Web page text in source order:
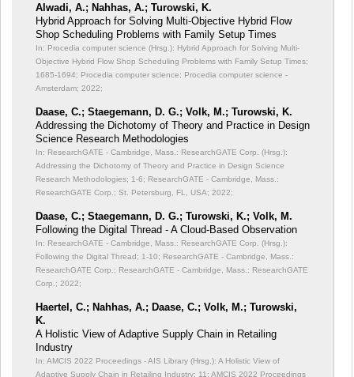
Alwadi, A.; Nahhas, A.; Turowski, K.
Hybrid Approach for Solving Multi-Objective Hybrid Flow
Shop Scheduling Problems with Family Setup Times
In: Procedia computer science (Hrsg.): Hybrid Approach for Solving Multi-
Objective Hybrid Flow Shop Scheduling Problems with Family Setup Times;
1685-1694; Procedia computer science; Procedia computer science -
Amsterdam; 2022;
Daase, C.; Staegemann, D. G.; Volk, M.; Turowski, K.
Addressing the Dichotomy of Theory and Practice in Design
Science Research Methodologies
In: ResearchGATE - Cambridge, Mass.: ResearchGATE Corp. (Hrsg.):
Addressing the Dichotomy of Theory and Practice in Design Science
Research Methodologies; 1-6; ResearchGATE - Cambridge, Mass.:
ResearchGATE Corp.; St. Petersburg, FL, USA; 2022;
Daase, C.; Staegemann, D. G.; Turowski, K.; Volk, M.
Following the Digital Thread - A Cloud-Based Observation
In: ResearchGATE - Cambridge, Mass.: ResearchGATE Corp. (Hrsg.):
Following the Digital Thread; 1-10; ResearchGATE - Cambridge, Mass.:
ResearchGATE Corp.; ResearchGATE - Cambridge, Mass.: ResearchGATE
Corp.; 2022;
Haertel, C.; Nahhas, A.; Daase, C.; Volk, M.; Turowski,
K.
A Holistic View of Adaptive Supply Chain in Retailing
Industry
In: AMCIS 2022 Proceedings - AIS Library (Hrsg.): A Holistic View of
Adaptive Supply Chain in Retailing Industry; 11; AMCIS 2022 Proceedings